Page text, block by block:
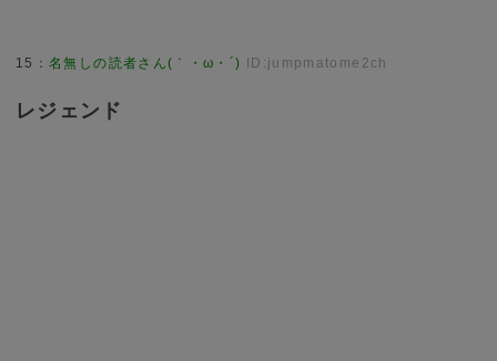
15 ：名無しの読者さん(｀・ω・´) ID:jumpmatome2ch
レジェンド